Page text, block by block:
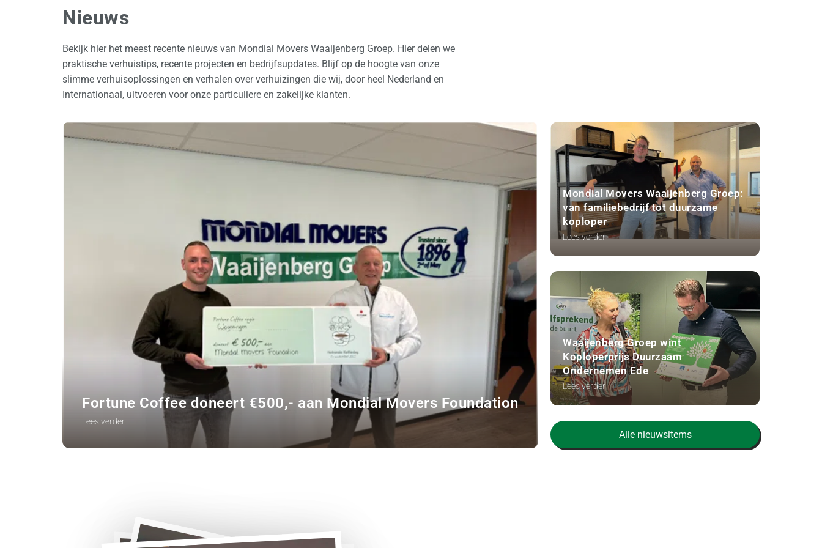
Nieuws
Bekijk hier het meest recente nieuws van Mondial Movers Waaijenberg Groep. Hier delen we
praktische verhuistips, recente projecten en bedrijfsupdates. Blijf op de hoogte van onze
slimme verhuisoplossingen en verhalen over verhuizingen die wij, door heel Nederland en
Internationaal, uitvoeren voor onze particuliere en zakelijke klanten.
Fortune Coffee doneert €500,- aan Mondial Movers Foundation
Lees verder
Mondial Movers Waaijenberg Groep:
van familiebedrijf tot duurzame
koploper
Lees verder
Waaijenberg Groep wint
Koploperprijs Duurzaam
Ondernemen Ede
Lees verder
Alle nieuwsitems